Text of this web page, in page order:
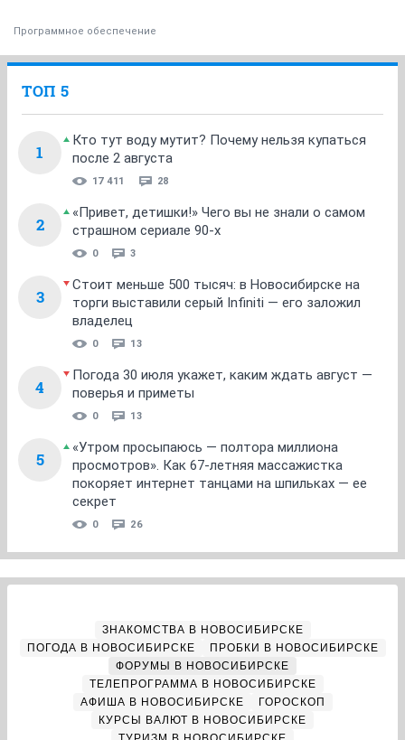
Программное обеспечение
ТОП 5
1
Кто тут воду мутит? Почему нельзя купаться
после 2 августа
17 411 28
2
«Привет, детишки!» Чего вы не знали о самом
страшном сериале 90-х
0 3
3
Стоит меньше 500 тысяч: в Новосибирске на
торги выставили серый Infiniti — его заложил
владелец
0 13
4
Погода 30 июля укажет, каким ждать август —
поверья и приметы
0 13
5
«Утром просыпаюсь — полтора миллиона
просмотров». Как 67-летняя массажистка
покоряет интернет танцами на шпильках — ее
секрет
0 26
ЗНАКОМСТВА В НОВОСИБИРСКЕ
ПОГОДА В НОВОСИБИРСКЕ
ПРОБКИ В НОВОСИБИРСКЕ
ФОРУМЫ В НОВОСИБИРСКЕ
ТЕЛЕПРОГРАММА В НОВОСИБИРСКЕ
АФИША В НОВОСИБИРСКЕ
ГОРОСКОП
КУРСЫ ВАЛЮТ В НОВОСИБИРСКЕ